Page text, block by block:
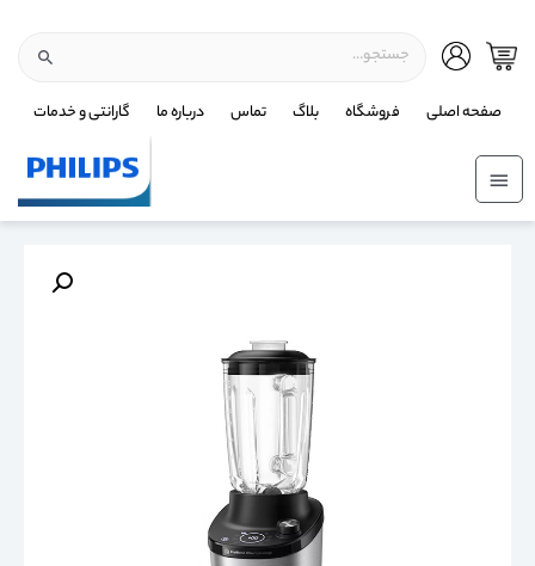
صفحه اصلی فروشگاه بلاگ تماس درباره ما گارانتی و خدمات